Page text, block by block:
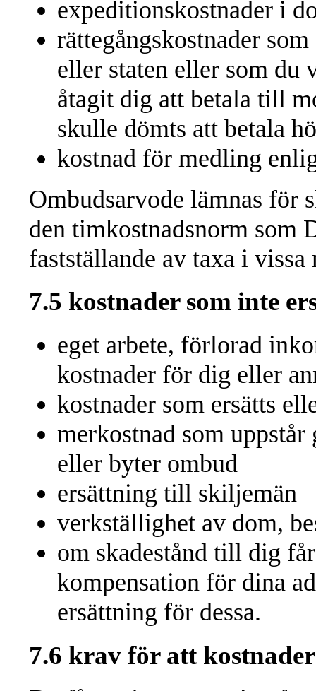
expeditionskostnader i
rättegångskostnader
eller staten eller som
åtagit dig att betala till
skulle dömts att betala
kostnad för medling
Ombudsarvode lämnas för
den timkostnadsnorm som
fastställande av taxa i vissa
7.5 kostnader som inte
eget arbete, förlorad
kostnader för dig eller
kostnader som ersätts
merkostnad som
eller byter ombud
ersättning till skiljemän
verkställighet av dom,
om skadestånd till dig
kompensation för dina
ersättning för dessa.
7.6 krav för att